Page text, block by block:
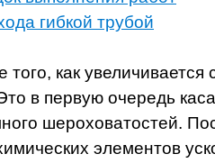
гибкой трубой
как
в первую очередь
шероховатостей.
элементов